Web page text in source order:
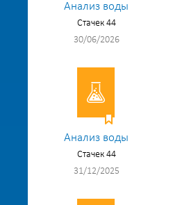
Анализ воды
Стачек 44
30/06/2026
Анализ воды
Стачек 44
31/12/2025